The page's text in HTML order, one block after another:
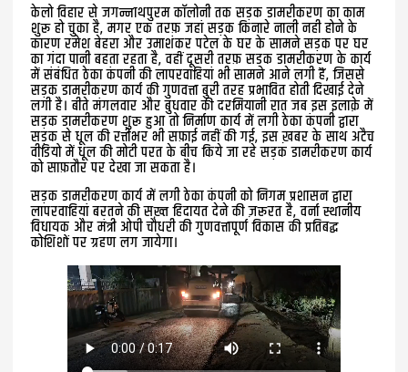
केलो विहार से जगन्नाथपुरम कॉलोनी तक सड़क डामरीकरण का काम
शुरू हो चुका है, मगर एक तरफ़ जहां सड़क किनारे नाली नही होने के
कारण रमेश बेहरा और उमाशंकर पटेल के घर के सामने सड़क पर घर
का गंदा पानी बहता रहता है, वहीं दूसरी तरफ़ सड़क डामरीकरण के कार्य
में संबंधित ठेका कंपनी की लापरवाहियां भी सामने आने लगी हैं, जिससे
सड़क डामरीकरण कार्य की गुणवत्ता बुरी तरह प्रभावित होती दिखाई देने
लगी है। बीते मंगलवार और बुधवार की दरमियानी रात जब इस इलाक़े में
सड़क डामरीकरण शुरू हुआ तो निर्माण कार्य में लगी ठेका कंपनी द्वारा
सड़क से धूल की रत्तीभर भी सफ़ाई नहीं की गई, इस ख़बर के साथ अटैच
वीडियो में धूल की मोटी परत के बीच किये जा रहे सड़क डामरीकरण कार्य
को साफ़तौर पर देखा जा सकता है।
सड़क डामरीकरण कार्य में लगी ठेका कंपनी को निगम प्रशासन द्वारा
लापरवाहियां बरतने की सख़्त हिदायत देने की ज़रूरत है, वर्ना स्थानीय
विधायक और मंत्री ओपी चौधरी की गुणवत्तापूर्ण विकास की प्रतिबद्ध
कोशिशों पर ग्रहण लग जायेगा।